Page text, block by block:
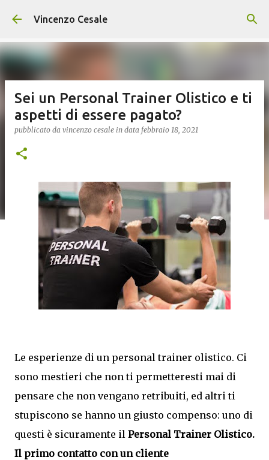
Passa ai contenuti principali
Vincenzo Cesale
Sei un Personal Trainer Olistico e ti
aspetti di essere pagato?
pubblicato da vincenzo cesale in data febbraio 18, 2021
Le esperienze di un personal trainer olistico. Ci
sono mestieri che non ti permetteresti mai di
pensare che non vengano retribuiti, ed altri ti
stupiscono se hanno un giusto compenso: uno di
questi è sicuramente il Personal Trainer Olistico.
Il primo contatto con un cliente